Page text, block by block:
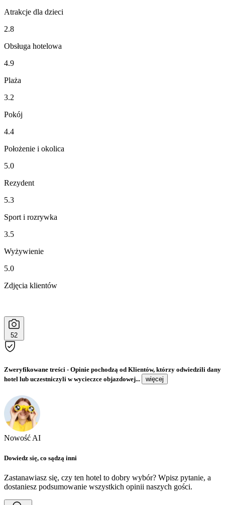
Atrakcje dla dzieci
2.8
Obsługa hotelowa
4.9
Plaża
3.2
Pokój
4.4
Położenie i okolica
5.0
Rezydent
5.3
Sport i rozrywka
3.5
Wyżywienie
5.0
Zdjęcia klientów
52
Zweryfikowane treści - Opinie pochodzą od Klientów, którzy odwiedzili dany
hotel lub uczestniczyli w wycieczce objazdowej...
więcej
Nowość AI
Dowiedz się, co sądzą inni
Zastanawiasz się, czy ten hotel to dobry wybór? Wpisz pytanie, a
dostaniesz podsumowanie wszystkich opinii naszych gości.